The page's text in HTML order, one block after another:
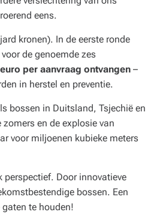
eens.
kronen). In de eerste ronde
de genoemde zes
per aanvraag ontvangen –
in herstel en preventie.
bossen in Duitsland, Tsjechië en
en de explosie van
voor miljoenen kubieke meters
perspectief. Door innovatieve
bossen. Een
te houden!